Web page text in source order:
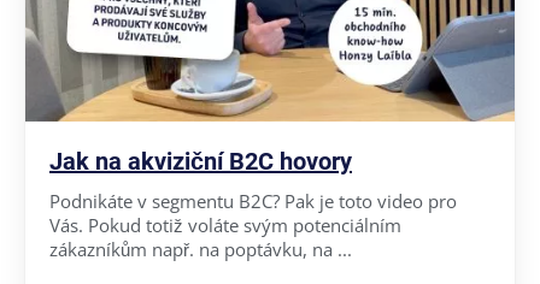
Jak na akviziční B2C hovory
Podnikáte v segmentu B2C? Pak je toto video pro
Vás. Pokud totiž voláte svým potenciálním
zákazníkům např. na poptávku, na ...